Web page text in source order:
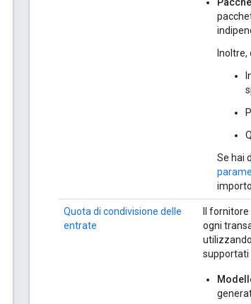
Inoltre,
Se hai
Quota di condivisione delle
entrate
Il
ogni
supportati